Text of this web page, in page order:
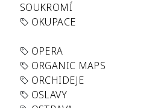
SOUKROMÍ
OKUPACE
OPERA
ORGANIC MAPS
ORCHIDEJE
OSLAVY